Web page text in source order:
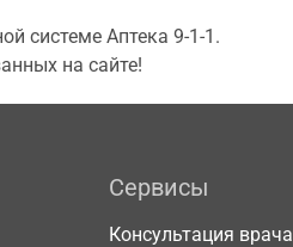
системе Аптека 9-1-1.
на сайте!
Сервисы
Консультация врача